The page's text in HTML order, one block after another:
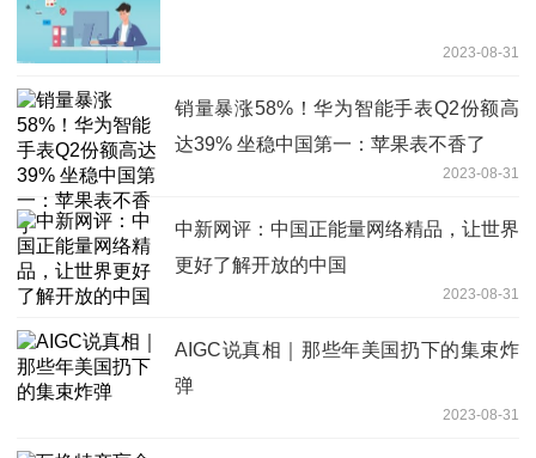
2023-08-31
销量暴涨58%！华为智能手表Q2份额高
达39% 坐稳中国第一：苹果表不香了
2023-08-31
中新网评：中国正能量网络精品，让世界
更好了解开放的中国
2023-08-31
AIGC说真相｜那些年美国扔下的集束炸
弹
2023-08-31